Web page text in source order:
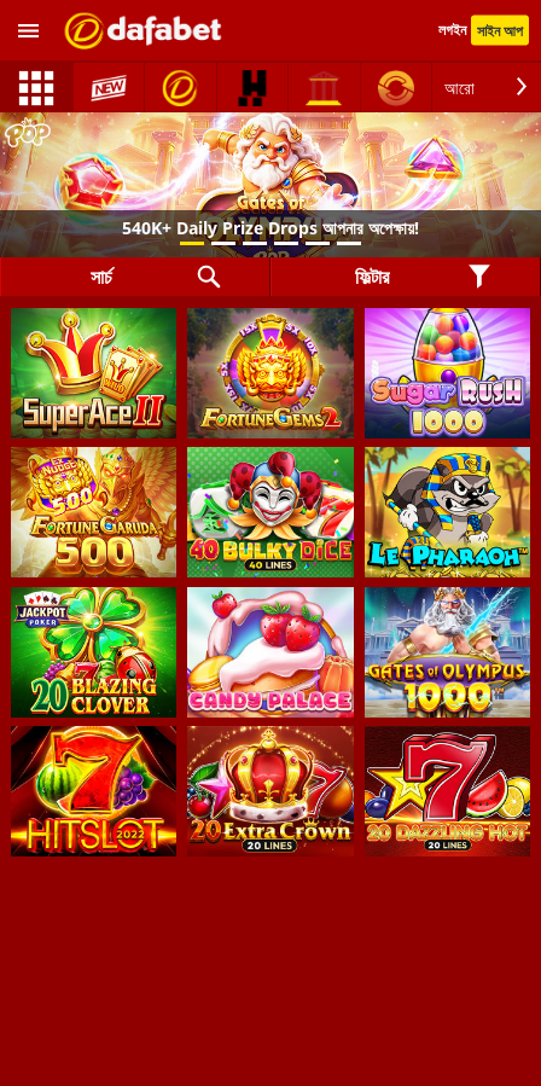
লগইন সাইন আপ
আরো
LE Legends খেলুন। 20,000 Free Spins
সার্চ ফিল্টার